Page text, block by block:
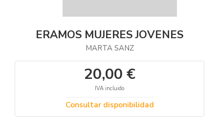
ERAMOS MUJERES JOVENES
MARTA SANZ
20,00 €
IVA incluido
Consultar disponibilidad